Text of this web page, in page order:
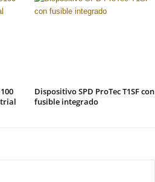
Dispositivo SPD ProTec T1SF con
fusible integrado